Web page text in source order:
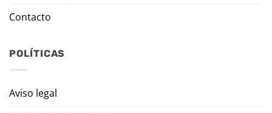
Contacto
POLÍTICAS
Aviso legal